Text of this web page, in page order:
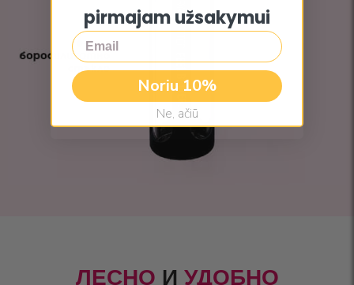
ЛЕСНО И УДОБНО
pirmajam užsakymui
Email
Noriu 10%
Ne, ačiū